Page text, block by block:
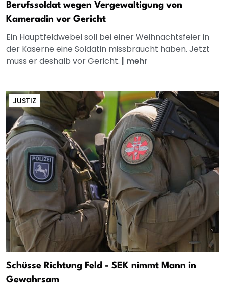
Berufssoldat wegen Vergewaltigung von
Kameradin vor Gericht
Ein Hauptfeldwebel soll bei einer Weihnachtsfeier in
der Kaserne eine Soldatin missbraucht haben. Jetzt
muss er deshalb vor Gericht. | mehr
JUSTIZ
Schüsse Richtung Feld - SEK nimmt Mann in
Gewahrsam